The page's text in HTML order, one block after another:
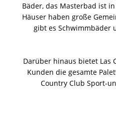
Bäder, das Masterbad ist
Häuser haben große
gibt es Schwimmbäder
Darüber hinaus bietet Las
Kunden die gesamte
Country Club Sport-